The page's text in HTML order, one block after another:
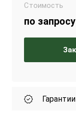
Стоимость
по запросу
Гарантии